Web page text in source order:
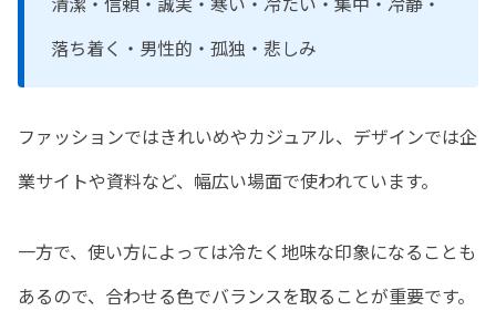
落ち着く・男性的・孤独・悲しみ
ファッションではきれいめやカジュアル、デザインでは企
業サイトや資料など、幅広い場面で使われています。
一方で、使い方によっては冷たく地味な印象になることも
あるので、合わせる色でバランスを取ることが重要です。